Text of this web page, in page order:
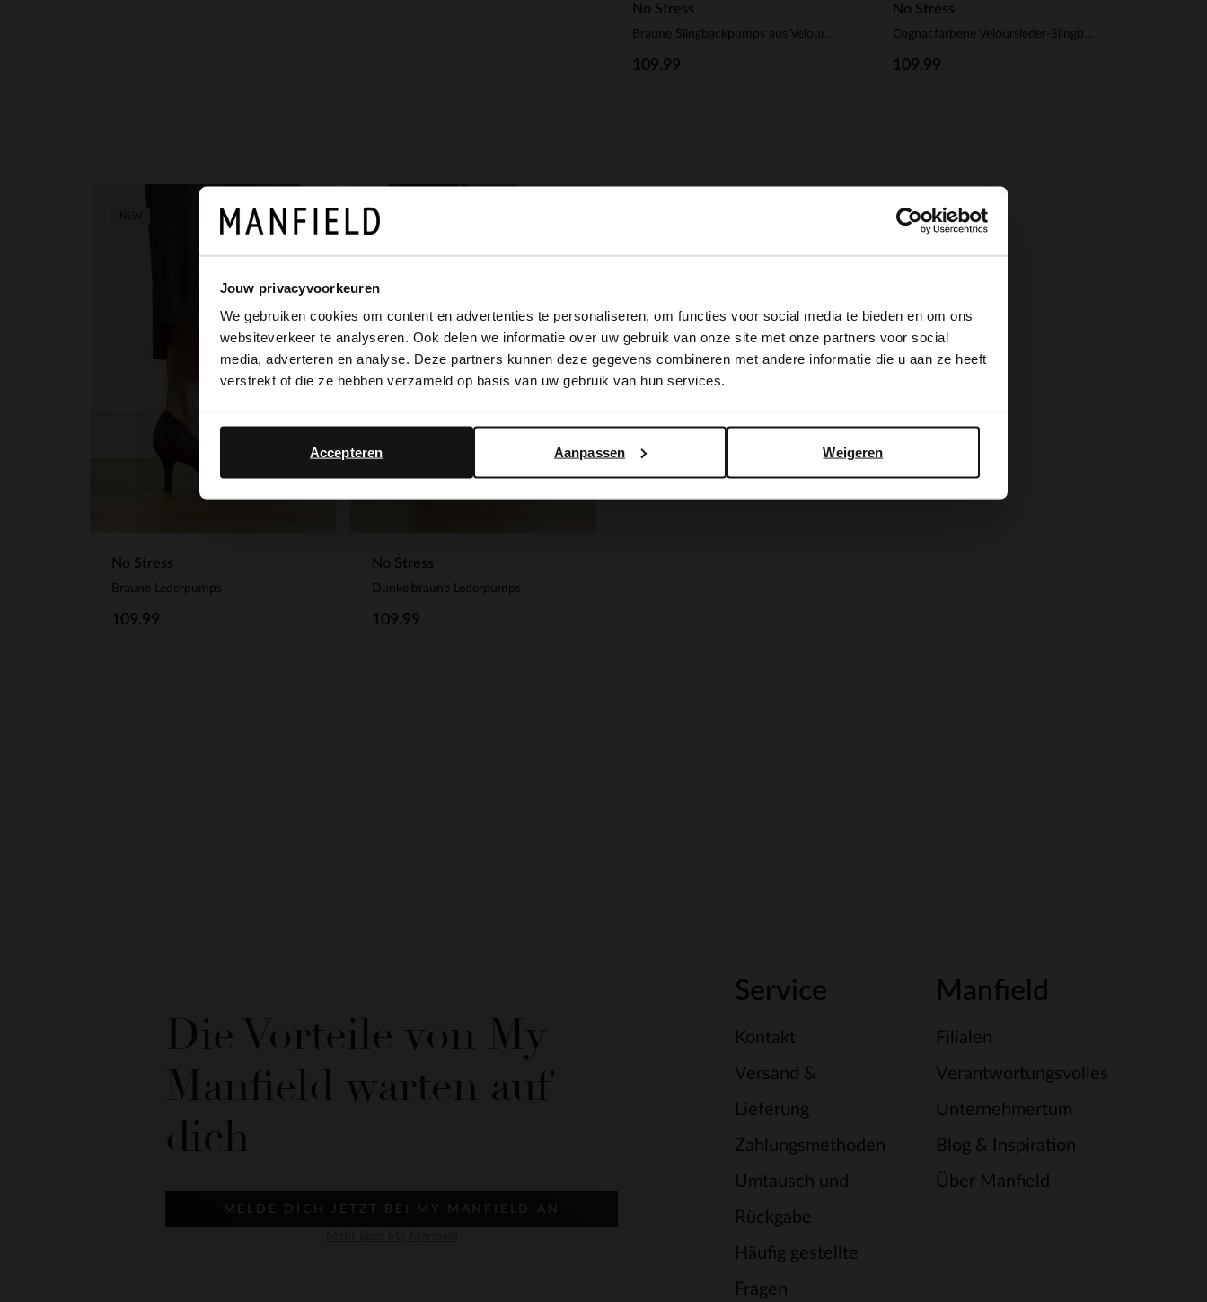
Jouw privacyvoorkeuren
We gebruiken cookies om content en advertenties te personaliseren, om functies voor social media te bieden en om ons
websiteverkeer te analyseren. Ook delen we informatie over uw gebruik van onze site met onze partners voor social
media, adverteren en analyse. Deze partners kunnen deze gegevens combineren met andere informatie die u aan ze heeft
verstrekt of die ze hebben verzameld op basis van uw gebruik van hun services.
Weigeren
Aanpassen
Accepteren
No Stress
109.99
No Stress
109.99
No Stress
Braune Lederpumps
109.99
No Stress
Dunkelbraune Lederpumps
109.99
Die Vorteile von My
Manfield warten auf
dich
MELDE DICH JETZT BEI MY MANFIELD AN
Service
Kontakt
Versand &
Lieferung
Zahlungsmethoden
Umtausch und
Rückgabe
Häufig gestellte
Fragen
Manfield
Filialen
Verantwortungsvolles
Unternehmertum
Blog & Inspiration
Über Manfield
×
It looks like your language isn't Dutch. Would you like to